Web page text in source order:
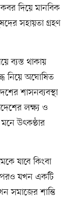
কবর দিয়ে মানবিক
সহায়তা গ্রহণ
ব্যস্ত থাকায়
নিয়ে অঘোষিত
শাসনব্যবস্থা
লক্ষ্য ও
উৎকণ্ঠার
যাবে কিংবা
পরও যখন একটি
সমাজের শান্তি